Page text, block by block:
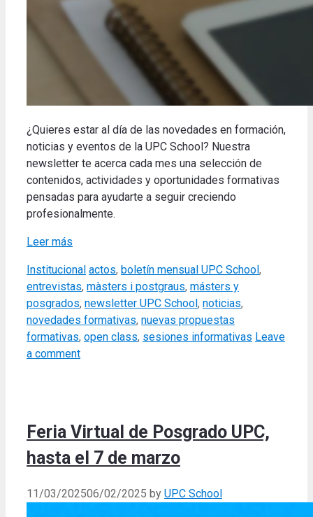
¿Quieres estar al día de las novedades en formación,
noticias y eventos de la UPC School? Nuestra
newsletter te acerca cada mes una selección de
contenidos, actividades y oportunidades formativas
pensadas para ayudarte a seguir creciendo
profesionalmente.
Leer más
Categories
Institucional Tags
actos, boletín mensual UPC School ,
entrevistas, màsters i postgraus, másters y
posgrados, newsletter UPC School , noticias,
novedades formativas, nuevas propuestas
formativas, open class, sesiones informativas Leave
a comment
Feria Virtual de Posgrado UPC,
hasta el 7 de marzo
11/03/202506/02/2025 by UPC School